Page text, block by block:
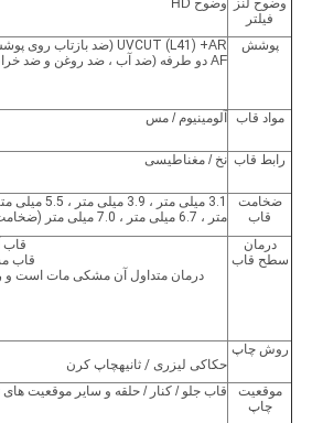
وضوح لنز
فیلتر
وضوح HD
پوشش UVCUT (L41) +AR (ضد بازتاب روی پوشش) ،
AF دو طرفه (ضد آب ، ضد روغن و ضد خراش پوشش)
مواد قاب آلومینیوم / مس
رابط قاب نخ / مغناطیسی
ضخامت
قاب
متر ، 6.7 میلی متر ، 7.0 میلی متر (ضخامت را می توان سفارشی کرد)
درمان
سطح قاب
قاب
قاب
درمان متداول آن مشکی مات است و
روش چاپ
حکاکی لیزری / ثانیهچاپ کرن
موقعیت
چاپ
قاب جلو / کنار / حلقه و سایر موقعیت های